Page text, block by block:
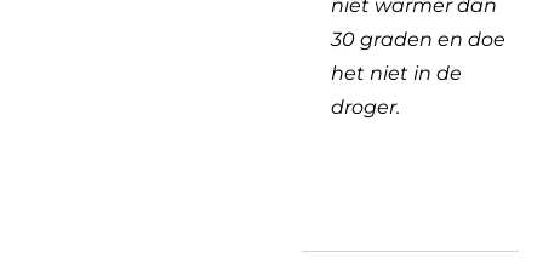
niet warmer dan
30 graden en doe
het niet in de
droger.